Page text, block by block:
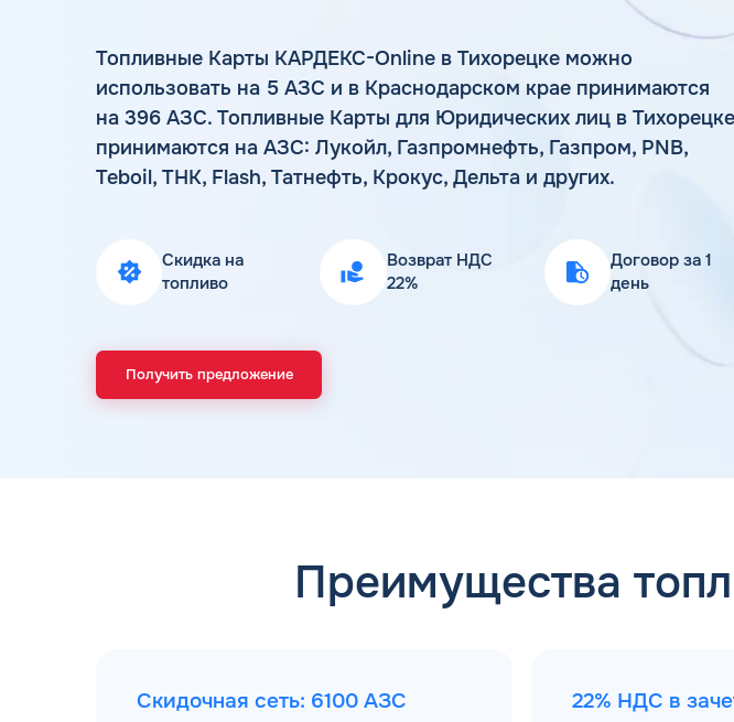
Аdblue
АЗС
Сургутнефтегаз
АЗС
Нефтьмагистраль
Топливные бренды
Наши города
расхода топлива
Статьи
Топливные Карты КАРДЕКС-Online в Тихорецке можно
использовать на 5 АЗС и в Краснодарском крае принимаются
на 396 АЗС. Топливные Карты для Юридических лиц в Тихорецке
принимаются на АЗС: Лукойл, Газпромнефть, Газпром, PNB,
Teboil, ТНК, Flash, Татнефть, Крокус, Дельта и других.
Скидка на
топливо
Возврат НДС
22%
Договор за 1
день
Получить предложение
Преимущества
Скидочная сеть: 6100 АЗС 22% НДС в